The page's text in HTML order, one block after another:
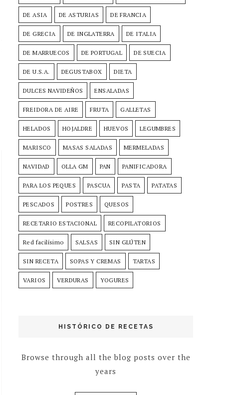
DE ASIA DE ASTURIAS DE FRANCIA
DE GRECIA DE INGLATERRA DE ITALIA
DE MARRUECOS DE PORTUGAL DE SUECIA
DE U.S.A. DEGUSTABOX DIETA
DULCES NAVIDEÑOS ENSALADAS
FREIDORA DE AIRE FRUTA GALLETAS
HELADOS HOJALDRE HUEVOS LEGUMBRES
MARISCO MASAS SALADAS MERMELADAS
NAVIDAD OLLA GM PAN PANIFICADORA
PARA LOS PEQUES PASCUA PASTA PATATAS
PESCADOS POSTRES QUESOS
RECETARIO ESTACIONAL RECOPILATORIOS
Red facilísimo SALSAS SIN GLÚTEN
SIN RECETA SOPAS Y CREMAS TARTAS
VARIOS VERDURAS YOGURES
HISTÓRICO DE RECETAS
Browse through all the blog posts over the
years